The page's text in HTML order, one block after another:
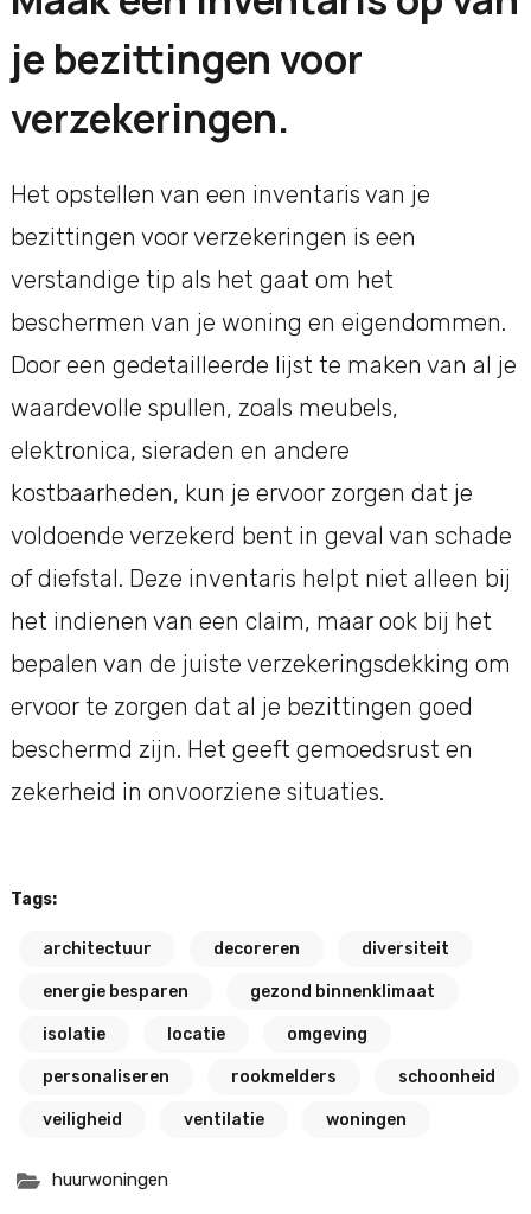
je bezittingen voor
verzekeringen.
Het opstellen van een inventaris van je
bezittingen voor verzekeringen is een
verstandige tip als het gaat om het
beschermen van je woning en eigendommen.
Door een gedetailleerde lijst te maken van al je
waardevolle spullen, zoals meubels,
elektronica, sieraden en andere
kostbaarheden, kun je ervoor zorgen dat je
voldoende verzekerd bent in geval van schade
of diefstal. Deze inventaris helpt niet alleen bij
het indienen van een claim, maar ook bij het
bepalen van de juiste verzekeringsdekking om
ervoor te zorgen dat al je bezittingen goed
beschermd zijn. Het geeft gemoedsrust en
zekerheid in onvoorziene situaties.
Tags:
architectuur decoreren diversiteit
energie besparen gezond binnenklimaat
isolatie locatie omgeving
personaliseren rookmelders schoonheid
veiligheid ventilatie woningen
huurwoningen